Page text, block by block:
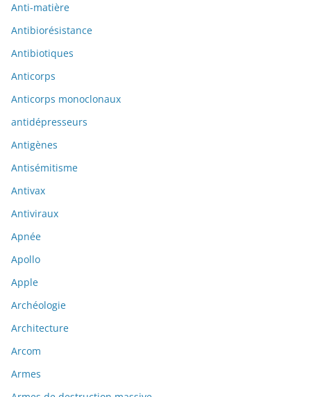
Anti-matière
Antibiorésistance
Antibiotiques
Anticorps
Anticorps monoclonaux
antidépresseurs
Antigènes
Antisémitisme
Antivax
Antiviraux
Apnée
Apollo
Apple
Archéologie
Architecture
Arcom
Armes